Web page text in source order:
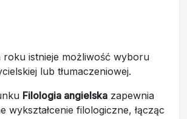
roku istnieje możliwość wyboru
lub tłumaczeniowej.
Filologia angielska zapewnia
wykształcenie filologiczne, łącząc